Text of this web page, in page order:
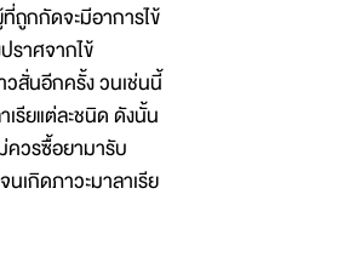
ถูกกัดจะมีอาการไข้
ราศจากไข้
สั่นอีกครั้ง วนเช่นนี้
เรียแต่ละชนิด ดังนั้น
ควรซื้อยามารับ
เกิดภาวะมาลาเรีย